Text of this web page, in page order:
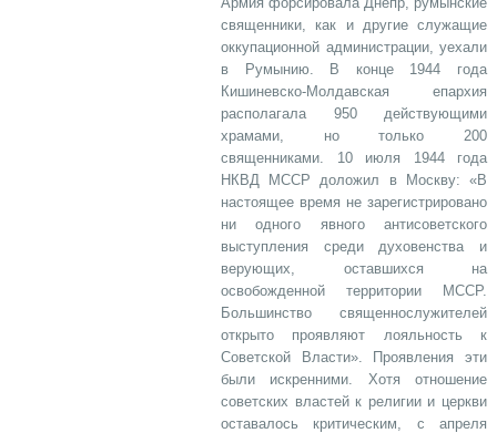
священники, как и другие служащие
оккупационной администрации, уехали
в Румынию. В конце 1944 года
Кишиневско-Молдавская епархия
располагала 950 действующими
храмами, но только 200
священниками. 10 июля 1944 года
НКВД МССР доложил в Москву: «В
настоящее время не зарегистрировано
ни одного явного антисоветского
выступления среди духовенства и
верующих, оставшихся на
освобожденной территории МССР.
Большинство священнослужителей
открыто проявляют лояльность к
Советской Власти». Проявления эти
были искренними. Хотя отношение
советских властей к религии и церкви
оставалось критическим, с апреля